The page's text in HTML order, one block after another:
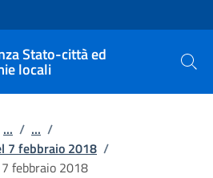
Stato-città ed
locali Cerca
... / ... /
7 febbraio 2018 /
febbraio 2018